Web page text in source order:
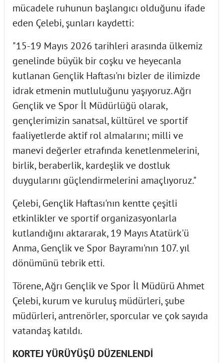
mücadele ruhunun başlangıcı olduğunu ifade
eden Çelebi, şunları kaydetti:
"15-19 Mayıs 2026 tarihleri arasında ülkemiz
genelinde büyük bir coşku ve heyecanla
kutlanan Gençlik Haftası'nı bizler de ilimizde
idrak etmenin mutluluğunu yaşıyoruz. Ağrı
Gençlik ve Spor İl Müdürlüğü olarak,
gençlerimizin sanatsal, kültürel ve sportif
faaliyetlerde aktif rol almalarını; milli ve
manevi değerler etrafında kenetlenmelerini,
birlik, beraberlik, kardeşlik ve dostluk
duygularını güçlendirmelerini amaçlıyoruz."
Çelebi, Gençlik Haftası'nın kentte çeşitli
etkinlikler ve sportif organizasyonlarla
kutlandığını aktararak, 19 Mayıs Atatürk'ü
Anma, Gençlik ve Spor Bayramı'nın 107. yıl
dönümünü tebrik etti.
Törene, Ağrı Gençlik ve Spor İl Müdürü Ahmet
Çelebi, kurum ve kuruluş müdürleri, şube
müdürleri, antrenörler, sporcular ve çok sayıda
vatandaş katıldı.
KORTEJ YÜRÜYÜŞÜ DÜZENLENDİ